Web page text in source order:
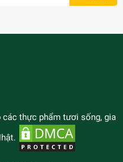
các thực phẩm tươi sống, gia